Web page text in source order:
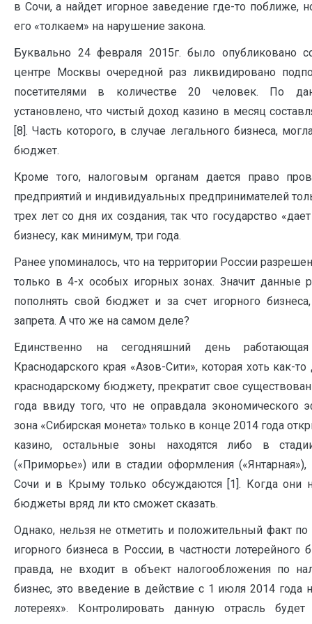
в Сочи, а найдет игорное заведение где-то
его «толкаем» на нарушение закона.
Буквально 24 февраля 2015г. было опубликовано
центре Москвы очередной раз ликвидировано
посетителями в количестве 20 человек. По
установлено, что чистый доход казино в месяц
[8]. Часть которого, в случае легального бизнеса,
бюджет.
Кроме того, налоговым органам дается право
предприятий и индивидуальных предпринимателей
трех лет со дня их создания, так что государство
бизнесу, как минимум, три года.
Ранее упоминалось, что на территории России
только в 4-х особых игорных зонах. Значит данные
пополнять свой бюджет и за счет игорного
запрета. А что же на самом деле?
Единственно на сегодняшний день
Краснодарского края «Азов-Сити», которая хоть как-
краснодарскому бюджету, прекратит свое
года ввиду того, что не оправдала экономического
зона «Сибирская монета» только в конце 2014 года
казино, остальные зоны находятся либо в стадии
(«Приморье») или в стадии оформления
Сочи и в Крыму только обсуждаются [1]. Когда они
бюджеты вряд ли кто сможет сказать.
Однако, нельзя не отметить и положительный факт
игорного бизнеса в России, в частности лотерейного
правда, не входит в объект налогообложения по
бизнес, это введение в действие с 1 июля 2014 года
лотереях». Контролировать данную отрасль